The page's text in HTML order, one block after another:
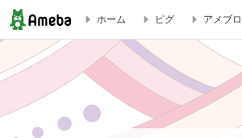
沼口 麻子のシャーキビリティ向上のススメ
ホーム ピグ アメブロ